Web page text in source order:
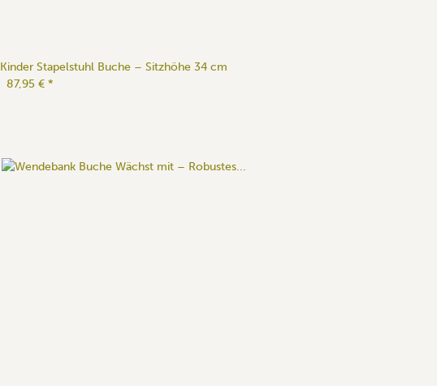
Kinder Stapelstuhl Buche – Sitzhöhe 34 cm
87,95 € *